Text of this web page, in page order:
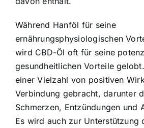
Während Hanföl für seine
ernährungsphysiologischen
wird CBD-Öl oft für seine
gesundheitlichen Vorteile
einer Vielzahl von positiven
Verbindung gebracht, darunter
Schmerzen, Entzündungen und
Es wird auch zur Unterstützung